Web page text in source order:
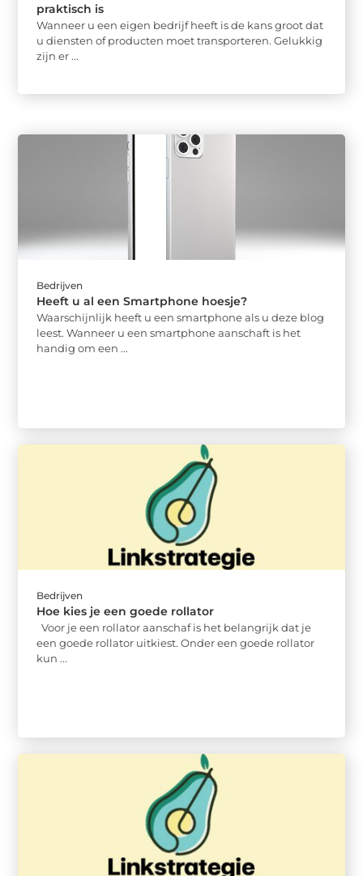
praktisch is
Wanneer u een eigen bedrijf heeft is de kans groot dat
u diensten of producten moet transporteren. Gelukkig
zijn er ...
Bedrijven
Heeft u al een Smartphone hoesje?
Waarschijnlijk heeft u een smartphone als u deze blog
leest. Wanneer u een smartphone aanschaft is het
handig om een ...
Bedrijven
Hoe kies je een goede rollator
Voor je een rollator aanschaf is het belangrijk dat je
een goede rollator uitkiest. Onder een goede rollator
kun ...